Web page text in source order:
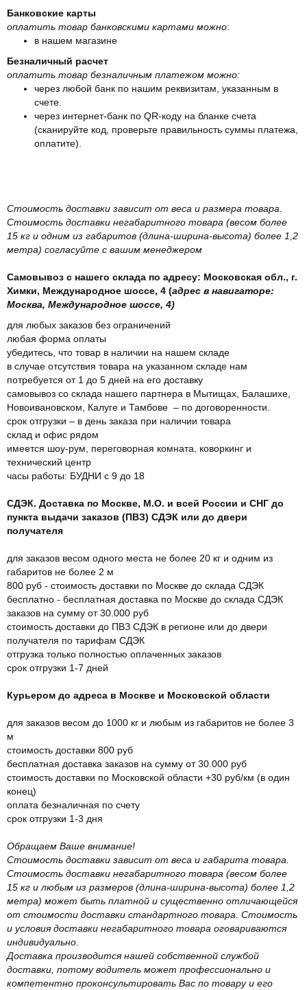
Банковские карты
оплатить товар банковскими картами можно:
в нашем магазине
Безналичный расчет
оплатить товар безналичным платежом можно:
через любой банк по нашим реквизитам, указанным в
счете.
через интернет-банк по QR-коду на бланке счета
(сканируйте код, проверьте правильность суммы платежа,
оплатите).
Стоимость доставки зависит от веса и размера товара.
Стоимость доставки негабаритного товара (весом более
15 кг и одним из габаритов (длина-ширина-высота) более 1,2
метра) согласуйте с вашим менеджером
Самовывоз с нашего склада по адресу: Московская обл., г.
Химки, Международное шоссе, 4 (адрес в навигаторе:
Москва, Международное шоссе, 4)
для любых заказов без ограничений
любая форма оплаты
убедитесь, что товар в наличии на нашем складе
в случае отсутствия товара на указанном складе нам
потребуется от 1 до 5 дней на его доставку
самовывоз со склада нашего партнера в Мытищах, Балашихе,
Новоивановском, Калуге и Тамбове – по договоренности.
срок отгрузки – в день заказа при наличии товара
склад и офис рядом
имеется шоу-рум, переговорная комната, коворкинг и
технический центр
часы работы: БУДНИ с 9 до 18
СДЭК. Доставка по Москве, М.О. и всей России и СНГ до
пункта выдачи заказов (ПВЗ) СДЭК или до двери
получателя
для заказов весом одного места не более 20 кг и одним из
габаритов не более 2 м
800 руб - стоимость доставки по Москве до склада СДЭК
бесплатно - бесплатная доставка по Москве до склада СДЭК
заказов на сумму от 30.000 руб
стоимость доставки до ПВЗ СДЭК в регионе или до двери
получателя по тарифам СДЭК
отгрузка только полностью оплаченных заказов
срок отгрузки 1-7 дней
Курьером до адреса в Москве и Московской области
для заказов весом до 1000 кг и любым из габаритов не более 3
м
стоимость доставки 800 руб
бесплатная доставка заказов на сумму от 30.000 руб
стоимость доставки по Московской области +30 руб/км (в один
конец)
оплата безналичная по счету
срок отгрузки 1-3 дня
Обращаем Ваше внимание!
Стоимость доставки зависит от веса и габарита товара.
Стоимость доставки негабаритного товара (весом более
15 кг и любым из размеров (длина-ширина-высота) более 1,2
метра) может быть платной и существенно отличающейся
от стоимости доставки стандартного товара. Стоимость
и условия доставки негабаритного товара оговариваются
индивидуально.
Доставка производится нашей собственной службой
доставки, потому водитель может профессионально и
компетентно проконсультировать Вас по товару и его